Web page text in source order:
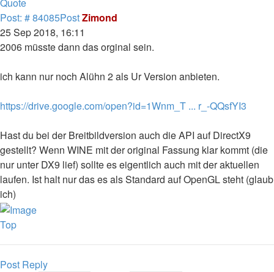
Post: # 84085PostZimond
25 Sep 2018, 16:11
2006 müsste dann das orginal sein.
ich kann nur noch Alühn 2 als Ur Version anbieten.
https://drive.google.com/open?id=1Wnm_T ... r_-QQsfYI3
Hast du bei der Breitbildversion auch die API auf DirectX9
gestellt? Wenn WINE mit der original Fassung klar kommt (die
nur unter DX9 lief) sollte es eigentlich auch mit der aktuellen
laufen. Ist halt nur das es als Standard auf OpenGL steht (glaub
ich)
Top
Post Reply